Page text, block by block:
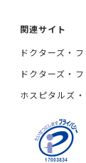
関連サイト
ドクターズ・
ドクターズ・
ホスピタルズ